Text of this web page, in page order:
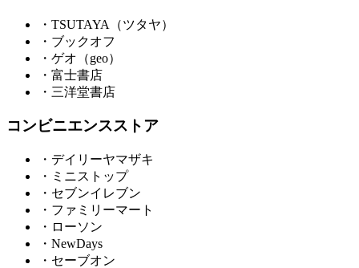
・TSUTAYA（ツタヤ）
・ブックオフ
・ゲオ（geo）
・富士書店
・三洋堂書店
コンビニエンスストア
・デイリーヤマザキ
・ミニストップ
・セブンイレブン
・ファミリーマート
・ローソン
・NewDays
・セーブオン